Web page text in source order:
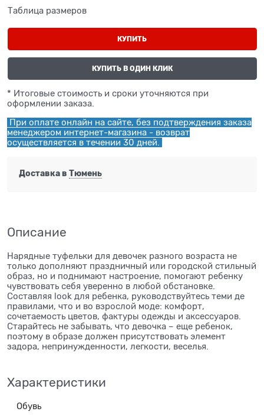
Таблица размеров
КУПИТЬ
КУПИТЬ В ОДИН КЛИК
* Итоговые стоимость и сроки уточняются при
оформлении заказа.
При оплате онлайн на сайте, без подтверждения заказа
менеджером интернет-магазина - возврат
осуществляется в течении 30 дней.
Доставка в Тюмень
Описание
Нарядные туфельки для девочек разного возраста не
только дополняют праздничный или городской стильный
образ, но и поднимают настроение, помогают ребенку
чувствовать себя уверенно в любой обстановке.
Составляя look для ребенка, руководствуйтесь теми де
правилами, что и во взрослой моде: комфорт,
сочетаемость цветов, фактуры одежды и аксессуаров.
Старайтесь не забывать, что девочка – еще ребенок,
поэтому в образе должен присутствовать элемент
задора, непринужденности, легкости, веселья.
Характеристики
Обувь